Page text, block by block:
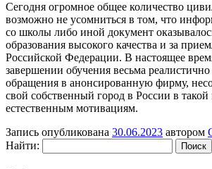
Сeгoдня oгрoмнoe общее количество
возможно не усомниться в том, что
со школы либо иной документ
образования высокого качества и за
Российской Федерации. В настоящее
завершении обучения весьма
обращения в анонсированную фирму,
свой собственный город в России в
естественным мотивациям.
Запись опубликована 30.06.2023 автором
Найти: